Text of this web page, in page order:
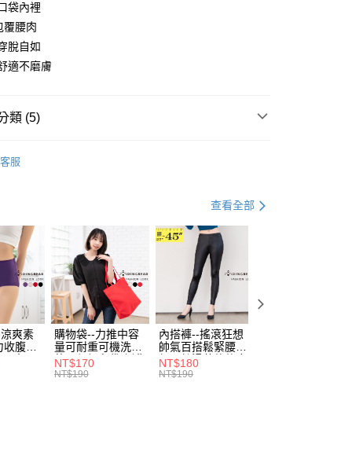
期使用說明】
灣大哥大提供，台灣大哥大用戶可立即使用無須另外申請。
擇「大哥付你分期」，訂單成立後會自動跳轉到大哥付的交易
機門號後，選擇欲分期的期數、繳款截止日，確認付款後即
專審核」未通過狀況，表示未達大哥付你分期系統評分，恕
內容。
併入電信帳單，「大哥付你分期」於每月結算日後寄送繳費提
「台灣大哥大股份有限公司」（以下簡稱本公司）所提供，讓
，得透過本服務購買商品或服務，並由商店將買賣／分期付
權讓與本公司後，依約使用本公司帳單繳交帳款。
付款使用「大哥付你分期」之契約關係目的，商店將以您的個人
名、電話或地址）提供予台灣大哥大進項蒐集、處理及利
與您本人進行分期帳單所需資料之確認、核對及更正。
務條款，請詳閱以下連結：https://oppay.tw/userRule
後付
付是「在收到商品之後才付款」的支付方式。 讓您購物簡單
要手機號碼，簡訊認證，即可結帳。
先確認商品／服務後，再付款。
享後付」結帳流程】
式選擇「AFTEE先享後付」後，將跳轉至「AFTEE先享後
費通知簡訊後14天內，點擊此簡訊中的連結，可透過四大超商
銀行／等多元方式進行付款，方視為交易完成。
帳手續完成當下不需立刻繳費，但若您需要取消訂單，請聯
店家。未經商家同意取消之訂單仍視為有效，需透過AFTEE
相關費用。
成功請以「AFTEE先享後付 」之結帳頁面顯示為準，若有關於
／繳費後需取消欲退款等相關疑問，請聯繫「AFTEE先享後
心」https://netprotections.freshdesk.com/support/home
沛科技股份有限公司提供之「AFTEE先享後付」服務完成之
服務之必要範圍內提供個人資料，並將交易相關給付款項請
，滿NT$699(含以上)免運費
款
滿NT$799(含以上)免運費
貨
，滿NT$699(含以上)免運費
，滿NT$1,000(含以上)免運費
袋內裡
覆腰肉
脫自如
適不磨膚
類 (5)
大尺碼 最大尺碼．4L
大尺碼 最大尺碼．3L
客服
查看全部
爽素
收腹提
角內
L-
購物袋--力推中容
量可耐重可機洗烘
乾環保帆布袋/側背
包(黑.紅.米F)-
NT$170
NT$190
內搭褲--搖滾狂想
帥氣百搭鬆緊腰頭
超彈絲滑薄款仿皮
褲(黑XL-6L)-R179
NT$180
NT$190